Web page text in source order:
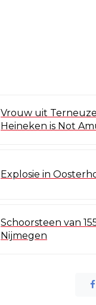
Vrouw uit
Heineken is Not
Explosie in
Schoorsteen van
Nijmegen